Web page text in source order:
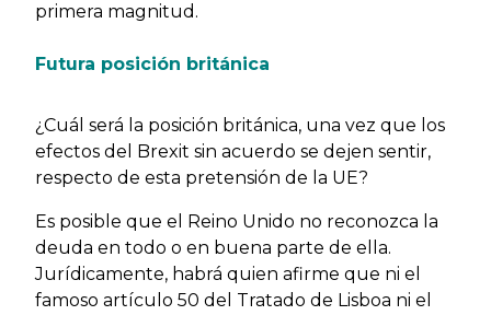
primera magnitud.
Futura posición británica
¿Cuál será la posición británica, una vez que los
efectos del Brexit sin acuerdo se dejen sentir,
respecto de esta pretensión de la UE?
Es posible que el Reino Unido no reconozca la
deuda en todo o en buena parte de ella.
Jurídicamente, habrá quien afirme que ni el
famoso artículo 50 del Tratado de Lisboa ni el